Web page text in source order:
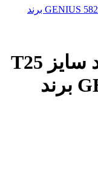
آچار آلن ستاره ای بلند سایز T15 مدل GENIUS 582215L برند
آچار آلن ستاره ای بلند سایز T25
مدل GENIUS 582225L برند